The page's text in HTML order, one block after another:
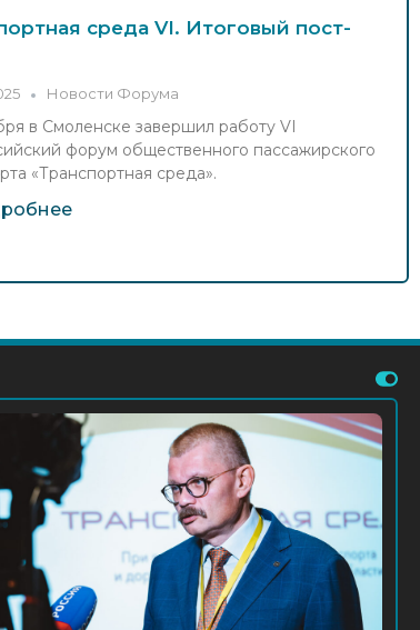
Опубликованы презентации и
справочные материалы смоленского
форума
4 Ноя 2025 Новости Форума
автобуса
общественного транспорта
Смоленщины
31 Окт 2025 Новости Форума
Вести-Смоленск: В Смоленске
подвели итоги работы региональных
транспортных систем в 2025 году
(видео)
30 Окт 2025 Новости Форума
среда VI. Итоговый пост-
Новости Форума
в Смоленске завершил работу VI
форум общественного пассажирского
«Транспортная среда».